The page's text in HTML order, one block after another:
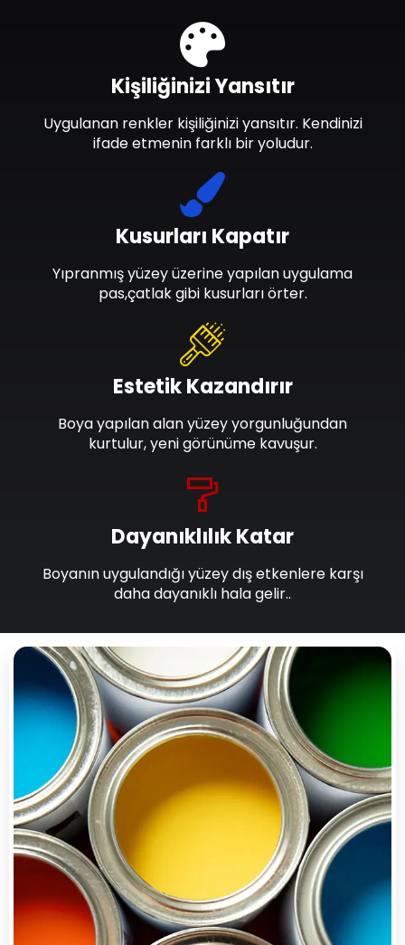
Dayanıklılık Katar
Boyanın uygulandığı yüzey dış etkenlere karşı
daha dayanıklı hala gelir..
Estetik Kazandırır
Boya yapılan alan yüzey yorgunluğundan
kurtulur, yeni görünüme kavuşur.
Kusurları Kapatır
Yıpranmış yüzey üzerine yapılan uygulama
pas,çatlak gibi kusurları örter.
Kişiliğinizi Yansıtır
Uygulanan renkler kişiliğinizi yansıtır. Kendinizi
ifade etmenin farklı bir yoludur.